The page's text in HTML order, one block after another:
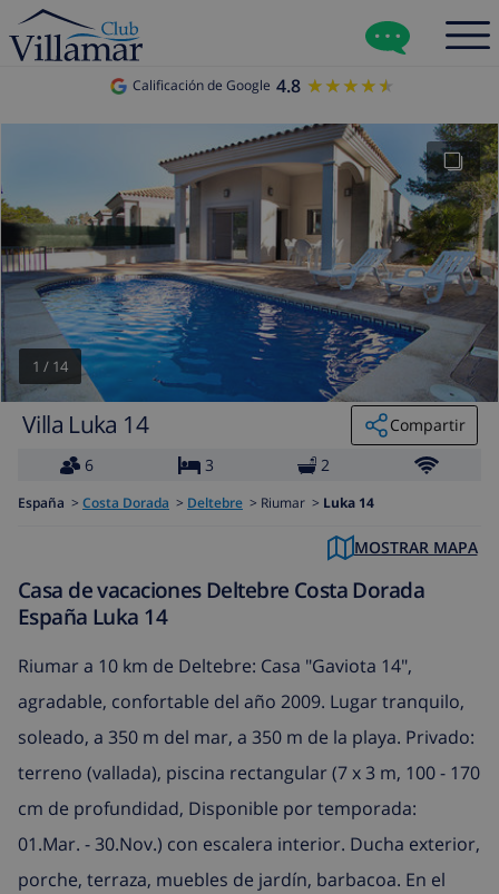
Calificación de Google 4.8 ★★★★★
★★★★★
1 / 14
Villa Luka 14
Compartir
6
3 2
España > Costa Dorada > Deltebre > Riumar > Luka 14
MOSTRAR MAPA
Casa de vacaciones Deltebre Costa Dorada
España Luka 14
Riumar a 10 km de Deltebre: Casa "Gaviota 14",
agradable, confortable del año 2009. Lugar tranquilo,
soleado, a 350 m del mar, a 350 m de la playa. Privado:
terreno (vallada), piscina rectangular (7 x 3 m, 100 - 170
cm de profundidad, Disponible por temporada:
01.Mar. - 30.Nov.) con escalera interior. Ducha exterior,
porche, terraza, muebles de jardín, barbacoa. En el